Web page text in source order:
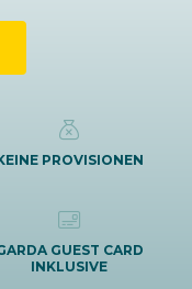
PROVISIONEN
GUEST CARD
INKLUSIVE